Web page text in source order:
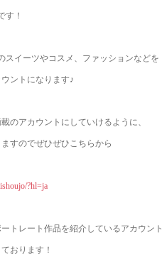
す！
スイーツやコスメ、ファッションなどを
ントになります♪
のアカウントにしていけるように、
すのでぜひぜひこちらから
?hl=ja
トレート作品を紹介しているアカウン
おります！